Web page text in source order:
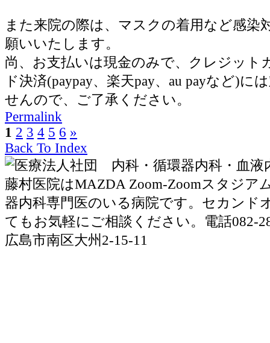
また来院の際は、マスクの着用など感染
願いいたします。
尚、お支払いは現金のみで、クレジット
ド決済(paypay、楽天pay、au payなど)に
せんので、ご了承ください。
Permalink
1 2 3 4 5 6 »
Back To Index